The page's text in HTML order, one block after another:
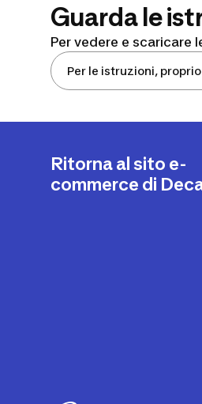
Guarda le
Per vedere e scaricare
Per le istruzioni,
Ritorna al sito e-
commerce di